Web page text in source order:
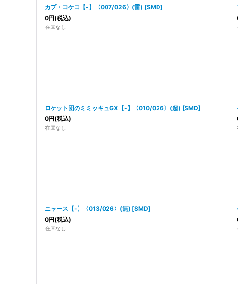
カプ・コケコ【-】〈007/026〉(雷) [SMD]
0円(税込)
在庫なし
ロケット団のミミッキュGX【-】〈010/026〉(超) [SMD]
0円(税込)
在庫なし
ニャース【-】〈013/026〉(無) [SMD]
0円(税込)
在庫なし